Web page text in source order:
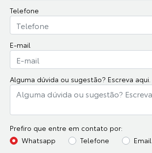
Telefone
E-mail
Alguma dúvida ou sugestão? Escreva aqui.
Prefiro que entre em contato por:
Whatsapp
Telefone Email